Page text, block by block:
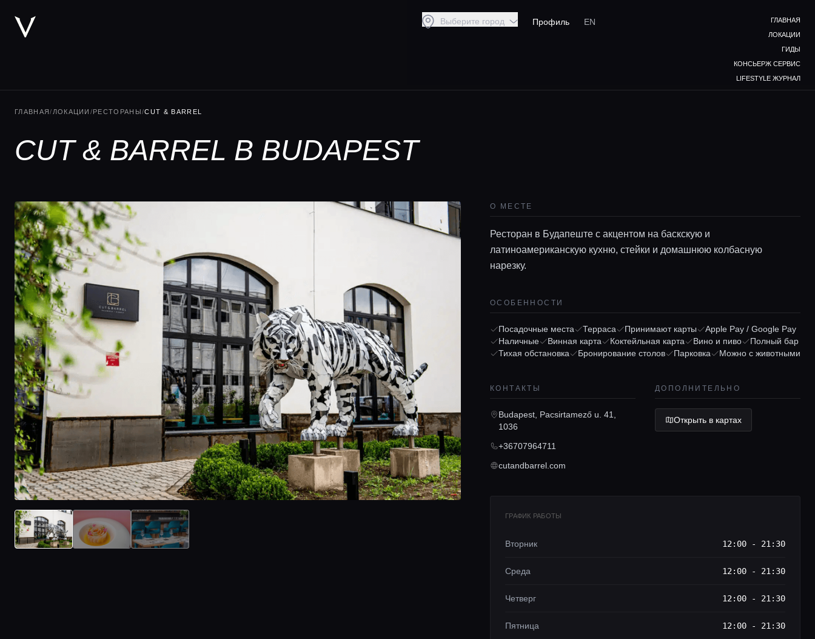
Выберите город Профиль EN
ГЛАВНАЯ
ЛОКАЦИИ
ГИДЫ
КОНСЬЕРЖ СЕРВИС
LIFESTYLE ЖУРНАЛ
ГЛАВНАЯ/ ЛОКАЦИИ /РЕСТОРАНЫ/CUT & BARREL
CUT & BARREL В BUDAPEST
О МЕСТЕ
Ресторан в Будапеште с акцентом на баскскую и
латиноамериканскую кухню, стейки и домашнюю колбасную
нарезку.
ОСОБЕННОСТИ
Посадочные места Терраса Принимают карты
Apple Pay / Google Pay
Наличные
Винная карта Коктейльная карта Вино и пиво
Полный бар
Тихая обстановка
Бронирование столов Парковка Можно с животными
КОНТАКТЫ
Budapest, Pacsirtamező u. 41,
1036
+36707964711
cutandbarrel.com
ДОПОЛНИТЕЛЬНО
Открыть в картах
ГРАФИК РАБОТЫ
Вторник 12:00 - 21:30
Среда 12:00 - 21:30
Четверг 12:00 - 21:30
Пятница 12:00 - 21:30